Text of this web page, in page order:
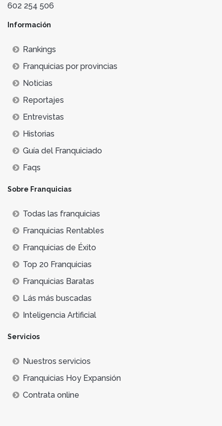
602 254 506
Información
Rankings
Franquicias por provincias
Noticias
Reportajes
Entrevistas
Historias
Guía del Franquiciado
Faqs
Sobre Franquicias
Todas las franquicias
Franquicias Rentables
Franquicias de Éxito
Top 20 Franquicias
Franquicias Baratas
Lás más buscadas
Inteligencia Artificial
Servicios
Nuestros servicios
Franquicias Hoy Expansión
Contrata online